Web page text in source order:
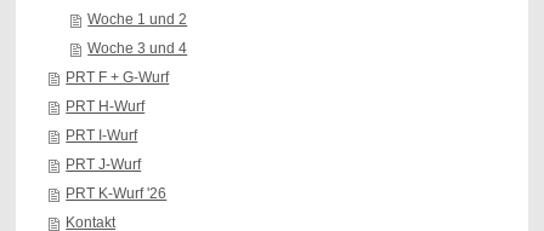
Woche 1 und 2
Woche 3 und 4
PRT F + G-Wurf
PRT H-Wurf
PRT I-Wurf
PRT J-Wurf
PRT K-Wurf '26
Kontakt